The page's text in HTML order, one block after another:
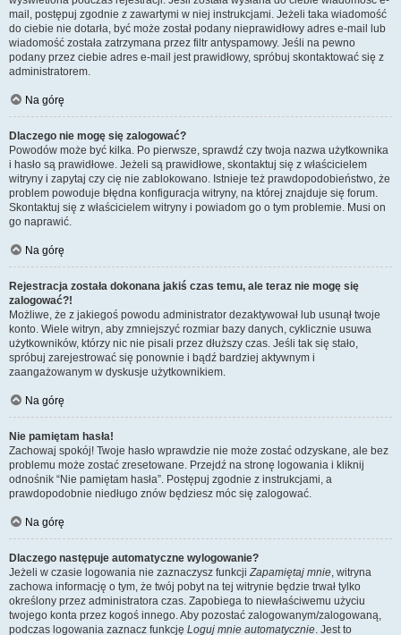
mail, postępuj zgodnie z zawartymi w niej instrukcjami. Jeżeli taka wiadomość
do ciebie nie dotarła, być może został podany nieprawidłowy adres e-mail lub
wiadomość została zatrzymana przez filtr antyspamowy. Jeśli na pewno
podany przez ciebie adres e-mail jest prawidłowy, spróbuj skontaktować się z
administratorem.
Na górę
Dlaczego nie mogę się zalogować?
Powodów może być kilka. Po pierwsze, sprawdź czy twoja nazwa użytkownika
i hasło są prawidłowe. Jeżeli są prawidłowe, skontaktuj się z właścicielem
witryny i zapytaj czy cię nie zablokowano. Istnieje też prawdopodobieństwo, że
problem powoduje błędna konfiguracja witryny, na której znajduje się forum.
Skontaktuj się z właścicielem witryny i powiadom go o tym problemie. Musi on
go naprawić.
Na górę
Rejestracja została dokonana jakiś czas temu, ale teraz nie mogę się
zalogować?!
Możliwe, że z jakiegoś powodu administrator dezaktywował lub usunął twoje
konto. Wiele witryn, aby zmniejszyć rozmiar bazy danych, cyklicznie usuwa
użytkowników, którzy nic nie pisali przez dłuższy czas. Jeśli tak się stało,
spróbuj zarejestrować się ponownie i bądź bardziej aktywnym i
zaangażowanym w dyskusje użytkownikiem.
Na górę
Nie pamiętam hasła!
Zachowaj spokój! Twoje hasło wprawdzie nie może zostać odzyskane, ale bez
problemu może zostać zresetowane. Przejdź na stronę logowania i kliknij
odnośnik “Nie pamiętam hasła”. Postępuj zgodnie z instrukcjami, a
prawdopodobnie niedługo znów będziesz móc się zalogować.
Na górę
Dlaczego następuje automatyczne wylogowanie?
Jeżeli w czasie logowania nie zaznaczysz funkcjiZapamiętaj mnie, witryna
zachowa informację o tym, że twój pobyt na tej witrynie będzie trwał tylko
określony przez administratora czas. Zapobiega to niewłaściwemu użyciu
twojego konta przez kogoś innego. Aby pozostać zalogowanym/zalogowaną,
podczas logowania zaznacz funkcję Loguj mnie automatycznie. Jest to